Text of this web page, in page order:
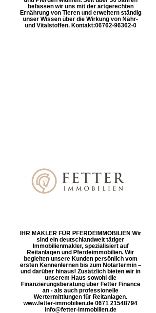
befassen wir uns mit der artgerechten
Ernährung von Tieren und erweitern ständig
unser Wissen über die Wirkung von Nähr-
und Vitalstoffen. Kontakt: ​06762-96362-0
IHR MAKLER FÜR PFERDEIMMOBILIEN Wir
sind ein deutschlandweit tätiger
Immobilienmakler, spezialisiert auf
Reitanlagen und Pferdeimmobilien. Wir
begleiten unsere Kunden persönlich vom
ersten Kennenlernen bis zum Notartermin –
und darüber hinaus! Zusätzlich bieten wir in
unserem Haus sowohl die
Finanzierungsberatung über Fetter Finance
an - als auch professionelle
Wertermittlungen für Reitanlagen.
www.fetter-immobilien.de 0671 21548794
info@fetter-immobilien.de